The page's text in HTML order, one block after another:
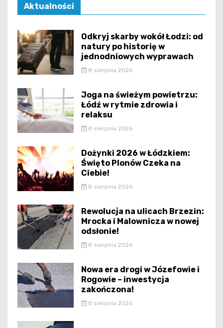
Aktualności
Odkryj skarby wokół Łodzi: od
natury po historię w
jednodniowych wyprawach
8 sierpnia 2026
Joga na świeżym powietrzu:
Łódź w rytmie zdrowia i
relaksu
8 sierpnia 2026
Dożynki 2026 w Łódzkiem:
Święto Plonów Czeka na
Ciebie!
8 sierpnia 2026
Rewolucja na ulicach Brzezin:
Mrocka i Malownicza w nowej
odsłonie!
8 sierpnia 2026
Nowa era drogi w Józefowie i
Rogowie – inwestycja
zakończona!
8 sierpnia 2026